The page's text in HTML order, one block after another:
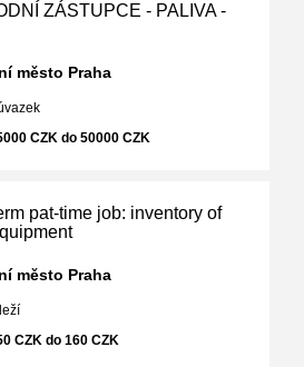
ZÁSTUPCE - PALIVA -
město Praha
CZK do 50000 CZK
pat-time job: inventory of
město Praha
CZK do 160 CZK